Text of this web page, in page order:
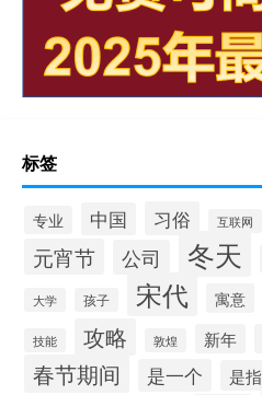
标签
专业 中国 习俗 互联网
元宵节 公司 冬天
大学 孩子 宋代 寓意
技能 攻略 敦煌 新年
春节期间 是一个 是指